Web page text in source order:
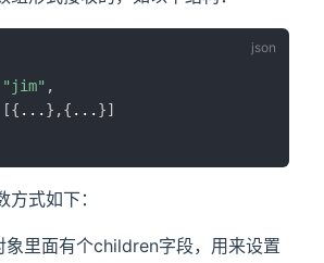
"jim" ,
[{ ... } ,{ ... }]
式如下：
里面有个children字段，用来设置